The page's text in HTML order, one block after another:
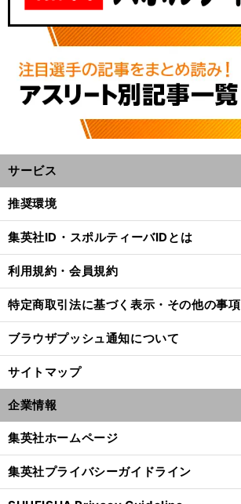
サービス
推奨環境
集英社ID・スポルティーバIDとは
利用規約・会員規約
特定商取引法に基づく表示・その他の事項
ブラウザプッシュ通知について
サイトマップ
企業情報
集英社ホームページ
集英社プライバシーガイドライン